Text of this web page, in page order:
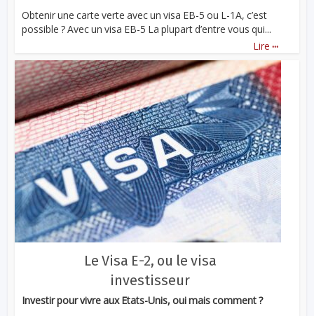
Obtenir une carte verte avec un visa EB-5 ou L-1A, c’est
possible ? Avec un visa EB-5 La plupart d’entre vous qui...
Lire ...
Le Visa E-2, ou le visa
investisseur
Investir pour vivre aux Etats-Unis, oui mais comment ?